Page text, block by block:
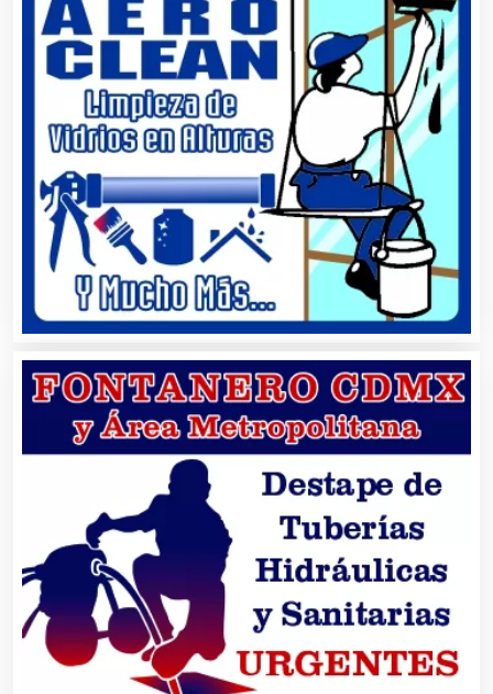
Avaluos
Balnearios
Bancos
Banquetes
Basculas
Bebidas
Belleza
Bordados y Estampados